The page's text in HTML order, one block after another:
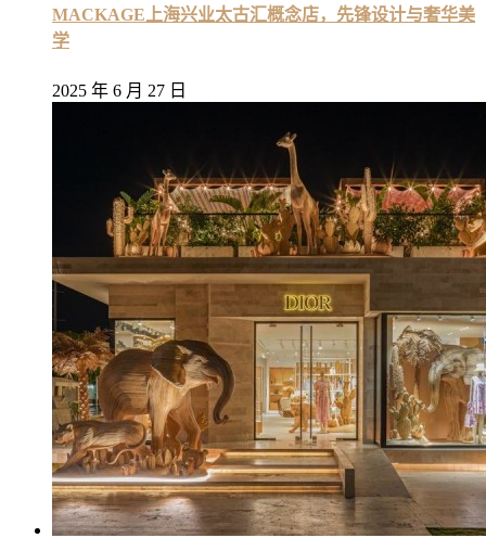
MACKAGE上海兴业太古汇概念店，先锋设计与奢华美
学
2025 年 6 月 27 日